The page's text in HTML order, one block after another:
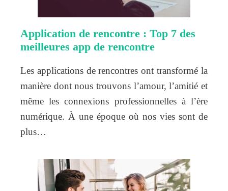
Application de rencontre : Top 7 des
meilleures app de rencontre
Les applications de rencontres ont transformé la
manière dont nous trouvons l’amour, l’amitié et
même les connexions professionnelles à l’ère
numérique. À une époque où nos vies sont de
plus…